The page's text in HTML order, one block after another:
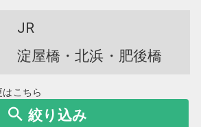
JR
淀屋橋・北浜・肥後橋
こちら
絞り込み